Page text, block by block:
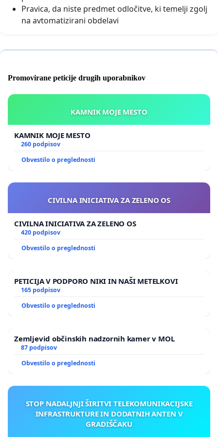
Pravica, da niste predmet odločitve, ki temelji zgolj
na avtomatizirani obdelavi
Promovirane peticije drugih uporabnikov
KAMNIK MOJE MESTO
KAMNIK MOJE MESTO
260 podpisov
Obvestilo o preglednosti
CIVILNA INICIATIVA ZA ZELENO OS
CIVILNA INICIATIVA ZA ZELENO OS
420 podpisov
Obvestilo o preglednosti
PETICIJA V PODPORO NIKI IN NAŠI METELKOVI
165 podpisov
Obvestilo o preglednosti
Zemljevid občinskih nadzornih kamer v MOL
87 podpisov
Obvestilo o preglednosti
STOP NADALJNJI ŠIRITVI TELEKOMUNIKACIJSKE
INFRASTRUKTURE IN DODATNIH ANTEN V
GRADIŠČAKU